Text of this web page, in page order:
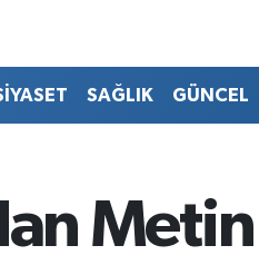
SAĞLIK GÜNCEL